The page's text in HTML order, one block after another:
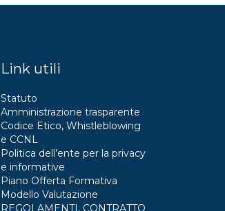
Link utili
Statuto
Amministrazione trasparente
Codice Etico, Whistleblowing
e CCNL
Politica dell’ente per la privacy
e informative
Piano Offerta Formativa
Modello Valutazione
REGOLAMENTI, CONTRATTO